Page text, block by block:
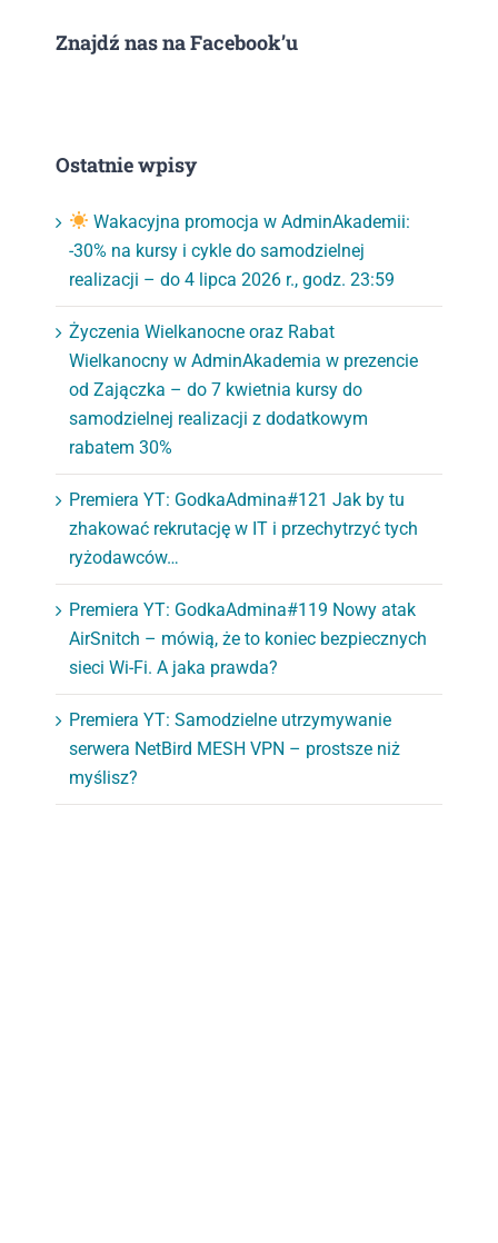
Znajdź nas na Facebook’u
Ostatnie wpisy
Wakacyjna promocja w AdminAkademii:
-30% na kursy i cykle do samodzielnej
realizacji – do 4 lipca 2026 r., godz. 23:59
Życzenia Wielkanocne oraz Rabat
Wielkanocny w AdminAkademia w prezencie
od Zajączka – do 7 kwietnia kursy do
samodzielnej realizacji z dodatkowym
rabatem 30%
Premiera YT: GodkaAdmina#121 Jak by tu
zhakować rekrutację w IT i przechytrzyć tych
ryżodawców…
Premiera YT: GodkaAdmina#119 Nowy atak
AirSnitch – mówią, że to koniec bezpiecznych
sieci Wi-Fi. A jaka prawda?
Premiera YT: Samodzielne utrzymywanie
serwera NetBird MESH VPN – prostsze niż
myślisz?